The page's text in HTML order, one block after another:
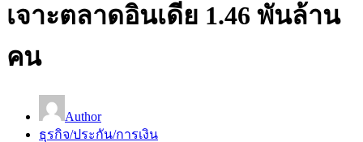
เจาะตลาดอินเดีย 1.46 พันล้าน
คน
Author
ธุรกิจ/ประกัน/การเงิน